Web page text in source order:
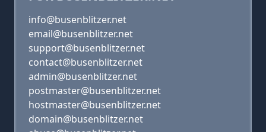
info@busenblitzer.net
email@busenblitzer.net
support@busenblitzer.net
contact@busenblitzer.net
admin@busenblitzer.net
postmaster@busenblitzer.net
hostmaster@busenblitzer.net
domain@busenblitzer.net